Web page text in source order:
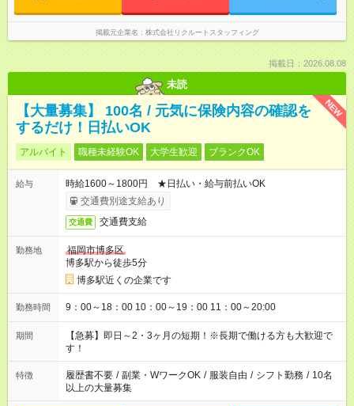
掲載元企業名 株式会社リクルートスタッフィング
掲載日：2026.08.08
未読
NEW
【大量募集】 100名 / 元気に保険内容の確認を
するだけ！日払いOK
アルバイト 職種未経験OK 大学生歓迎 ブランクOK
給与
時給1600～1800円 ★日払い・給与前払いOK
交通費別途支給あり
交通費 交通費支給
勤務地
福岡市博多区
博多駅から徒歩5分
博多駅近くの企業です
勤務時間 9：00～18：00 10：00～19：00 11：00～20:00
期間
【急募】即日～2・3ヶ月の短期！※長期で働ける方も大歓迎で
す！
特徴 履歴書不要 / 副業・WワークOK / 服装自由 / シフト勤務 / 10名
以上の大量募集